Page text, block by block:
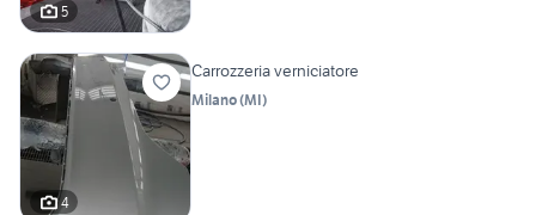
5
4
Carrozzeria verniciatore
Milano(MI)